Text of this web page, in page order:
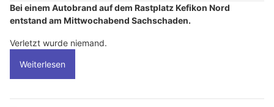
Bei einem Autobrand auf dem Rastplatz Kefikon Nord
entstand am Mittwochabend Sachschaden.
Verletzt wurde niemand.
Weiterlesen